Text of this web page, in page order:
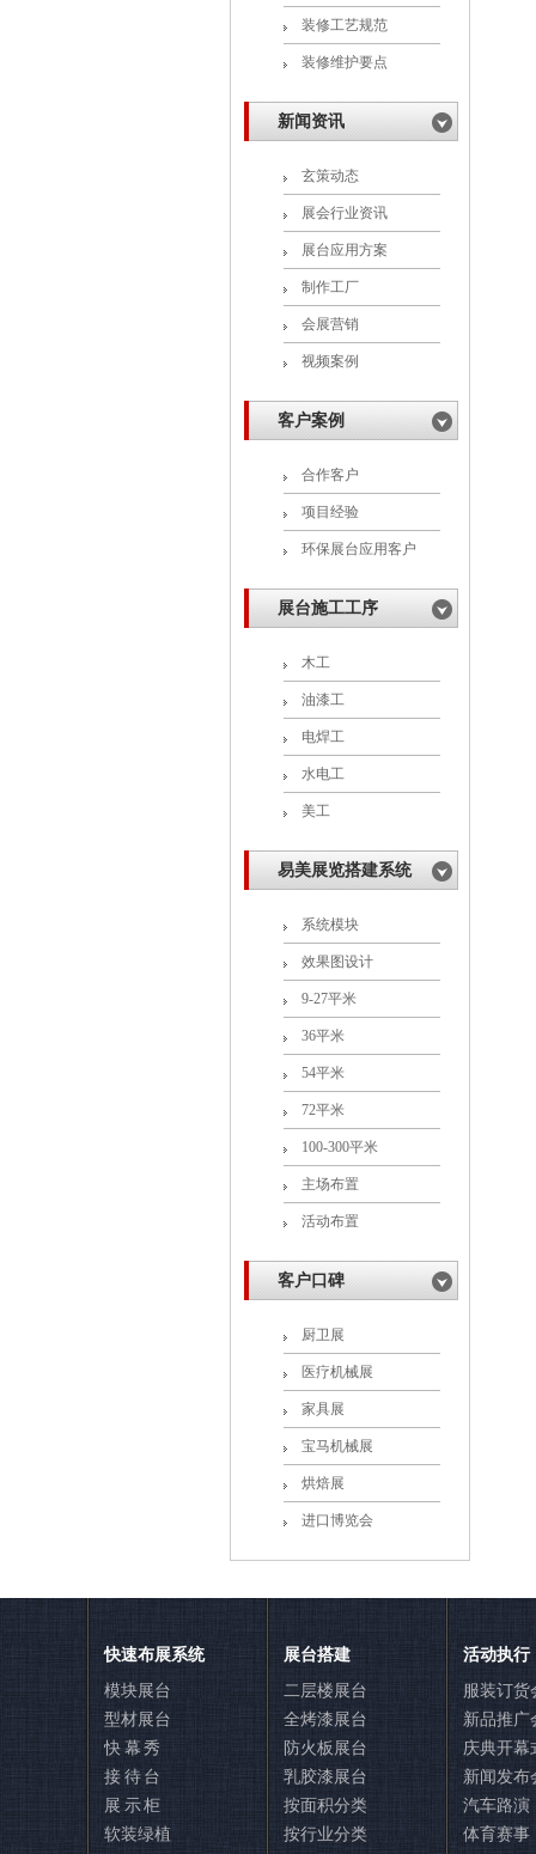
装修工艺规范
装修维护要点
新闻资讯
玄策动态
展会行业资讯
展台应用方案
制作工厂
会展营销
视频案例
客户案例
合作客户
项目经验
环保展台应用客户
展台施工工序
木工
油漆工
电焊工
水电工
美工
易美展览搭建系统
系统模块
效果图设计
9-27平米
36平米
54平米
72平米
100-300平米
主场布置
活动布置
客户口碑
厨卫展
医疗机械展
家具展
宝马机械展
烘焙展
进口博览会
快速布展系统
模块展台
型材展台
快 幕 秀
接 待 台
展 示 柜
软装绿植
展台搭建
二层楼展台
全烤漆展台
防火板展台
乳胶漆展台
按面积分类
按行业分类
活动执行
服装订货
新品推广
庆典开幕
新闻发布
汽车路演
体育赛事